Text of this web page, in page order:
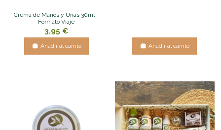
Crema de Manos y Uñas 30ml -
Formato Viaje
3,95 €
Añadir al carrito Añadir al carrito